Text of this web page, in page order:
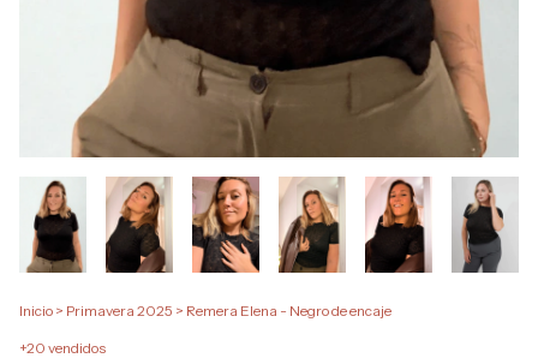
Inicio > Primavera 2025 > Remera Elena - Negro de encaje
+20 vendidos